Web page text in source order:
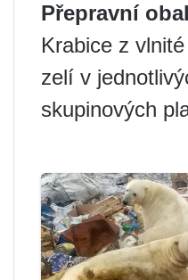
Přepravní
Krabice z
zelí v
skupinových